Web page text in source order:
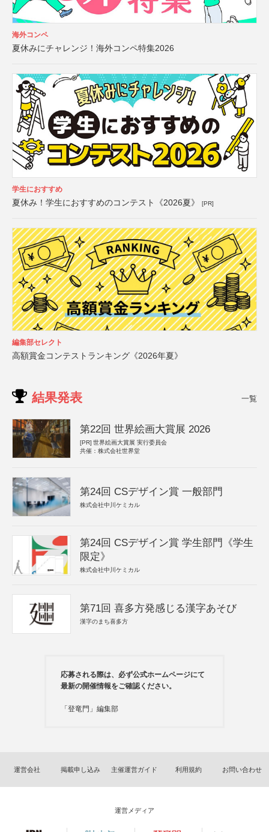
海外コンペ
夏休みにチャレンジ！海外コンペ特集2026
学生におすすめ
夏休み！学生におすすめのコンテスト《2026夏》 [PR]
編集部セレクト
高額賞金コンテストランキング《2026年夏》
結果発表 一覧
第22回 世界絵画大賞展 2026
[PR] 世界絵画大賞展 実行委員会
共催：株式会社世界堂
第24回 CSデザイン賞 一般部門
株式会社中川ケミカル
第24回 CSデザイン賞 学生部門《学生
限定》
株式会社中川ケミカル
第71回 喜多方発感じる漢字あそび
漢字のまち喜多方
応募される際は、必ず公式ホームページにて
最新の開催情報をご確認ください。
「登竜門」編集部
運営会社 掲載申し込み 主催運営ガイド 利用規約 お問い合わせ
運営メディア